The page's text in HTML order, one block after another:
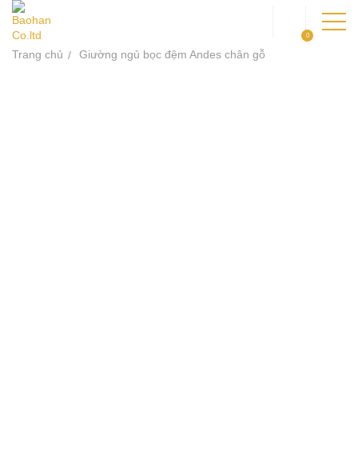
0
Trang chủ Giường ngủ bọc đệm Andes chân gỗ